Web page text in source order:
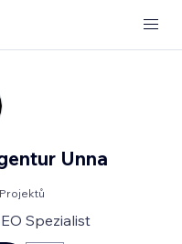
Unna
Projektů
Spezialist